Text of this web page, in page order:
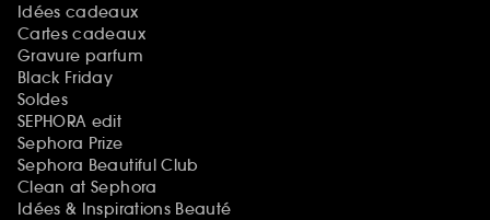
Idées cadeaux
Cartes cadeaux
Gravure parfum
Black Friday
Soldes
SEPHORA edit
Sephora Prize
Sephora Beautiful Club
Clean at Sephora
Idées & Inspirations Beauté